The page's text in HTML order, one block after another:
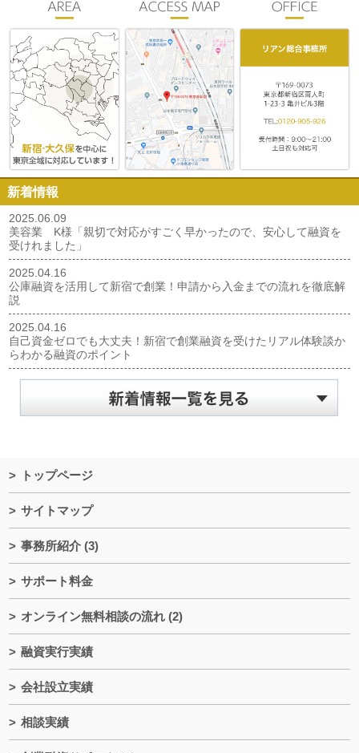
新着情報
2025.06.09
美容業 K様「親切で対応がすごく早かったので、安心して融資を
受けれました」
2025.04.16
公庫融資を活用して新宿で創業！申請から入金までの流れを徹底解
説
2025.04.16
自己資金ゼロでも大丈夫！新宿で創業融資を受けたリアル体験談か
らわかる融資のポイント
トップページ
サイトマップ
事務所紹介 (3)
サポート料金
オンライン無料相談の流れ (2)
融資実行実績
会社設立実績
相談実績